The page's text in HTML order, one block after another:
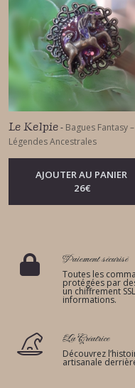
Le Kelpie- Bagues Fantasy –
Légendes Ancestrales
AJOUTER AU PANIER
26€
Paiement sécurisé
Toutes les
protégées par
un chiffrement
informations.
La Créatrice
Découvrez
artisanale